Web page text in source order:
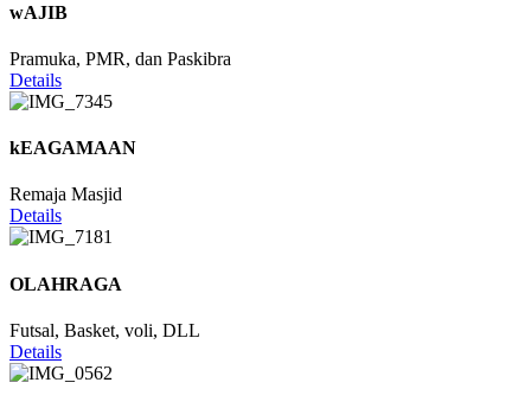
wAJIB
Pramuka, PMR, dan Paskibra
Details
kEAGAMAAN
Remaja Masjid
Details
OLAHRAGA
Futsal, Basket, voli, DLL
Details